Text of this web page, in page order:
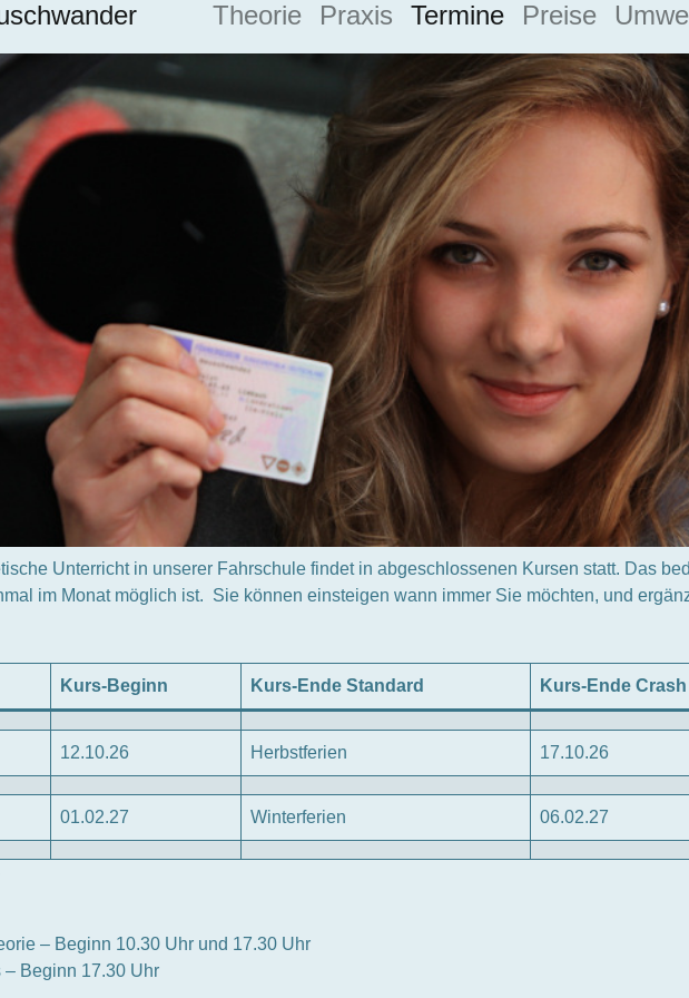
Theorie Praxis Termine Preise
Unterricht in unserer Fahrschule findet in abgeschlossenen Kursen statt. Das
im Monat möglich ist. Sie können einsteigen wann immer Sie möchten, und
Kurs-Beginn Kurs-Ende Standard Kurs-Ende Crash
12.10.26 Herbstferien 17.10.26
01.02.27 Winterferien 06.02.27
– Beginn 10.30 Uhr und 17.30 Uhr
– Beginn 17.30 Uhr